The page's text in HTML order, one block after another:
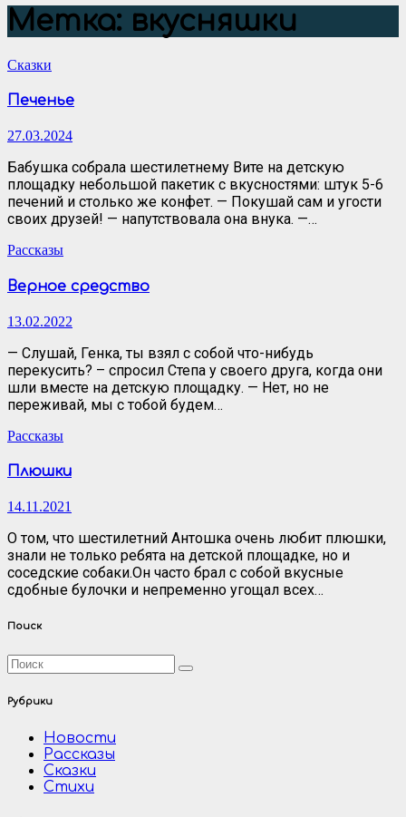
Метка: вкусняшки
Сказки
Печенье
27.03.2024
Бабушка собрала шестилетнему Вите на детскую
площадку небольшой пакетик с вкусностями: штук 5-6
печений и столько же конфет. — Покушай сам и угости
своих друзей! — напутствовала она внука. —…
Рассказы
Верное средство
13.02.2022
— Слушай, Генка, ты взял с собой что-нибудь
перекусить? – спросил Степа у своего друга, когда они
шли вместе на детскую площадку. — Нет, но не
переживай, мы с тобой будем…
Рассказы
Плюшки
14.11.2021
О том, что шестилетний Антошка очень любит плюшки,
знали не только ребята на детской площадке, но и
соседские собаки.Он часто брал с собой вкусные
сдобные булочки и непременно угощал всех…
Поиск
Рубрики
Новости
Рассказы
Сказки
Стихи